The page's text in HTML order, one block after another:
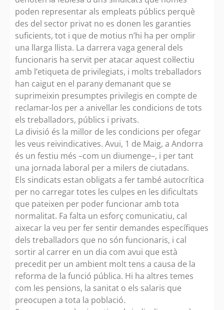
poden representar als empleats públics perquè
des del sector privat no es donen les garanties
suficients, tot i que de motius n’hi ha per omplir
una llarga llista. La darrera vaga general dels
funcionaris ha servit per atacar aquest col·lectiu
amb l’etiqueta de privilegiats, i molts treballadors
han caigut en el parany demanant que se
suprimeixin presumptes privilegis en compte de
reclamar-los per a anivellar les condicions de tots
els treballadors, públics i privats.
La divisió és la millor de les condicions per ofegar
les veus reivindicatives. Avui, 1 de Maig, a Andorra
és un festiu més –com un diumenge–, i per tant
una jornada laboral per a milers de ciutadans.
Els sindicats estan obligats a fer també autocrítica
per no carregar totes les culpes en les dificultats
que pateixen per poder funcionar amb tota
normalitat. Fa falta un esforç comunicatiu, cal
aixecar la veu per fer sentir demandes específiques
dels treballadors que no són funcionaris, i cal
sortir al carrer en un dia com avui que està
precedit per un ambient molt tens a causa de la
reforma de la funció pública. Hi ha altres temes
com les pensions, la sanitat o els salaris que
preocupen a tota la població.